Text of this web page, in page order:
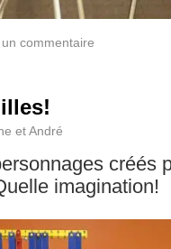
commentaire
et André
créés
imagination!